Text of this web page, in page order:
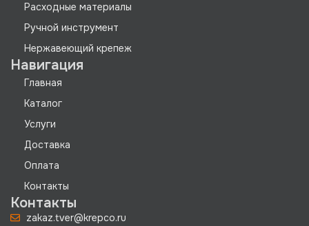
Расходные материалы
Ручной инструмент
Нержавеющий крепеж
Навигация
Главная
Каталог
Услуги
Доставка
Оплата
Контакты
Контакты
zakaz.tver@krepco.ru